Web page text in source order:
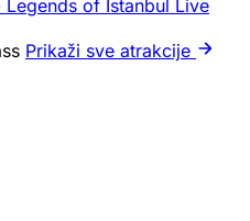
Legends of Istanbul Live
Prikaži sve atrakcije